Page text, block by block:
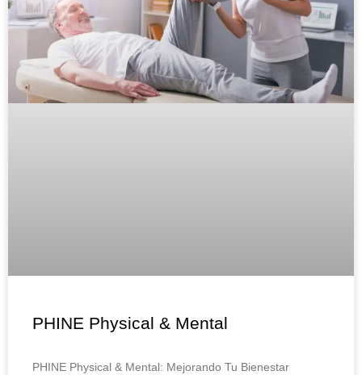
PHINE Physical & Mental
PHINE Physical & Mental: Mejorando Tu Bienestar